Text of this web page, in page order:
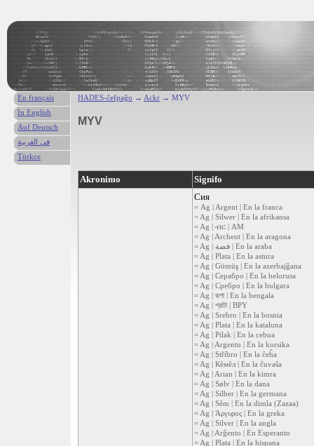
HADES-ĉefpaĝo → Ackr → MYV
MYV
Akronimo Signifo
Сия
= Ag | Argent | En la franca
= Ag | Silwer | En la afrikansa
= Ag | ብር | AM
= Ag | Archent | En la aragona
= Ag | فضة | En la araba
= Ag | Plata | En la astura
= Ag | Gümüş | En la azerbajĝana
= Ag | Серабро | En la belorusa
= Ag | Сребро | En la bulgara
= Ag | রূপা | En la bengala
= Ag | প্রাটা | BPY
= Ag | Srebro | En la bosnia
= Ag | Plata | En la kataluna
= Ag | Pilak | En la cebua
= Ag | Argentu | En la korsika
= Ag | Stříbro | En la ĉeĥa
= Ag | Кĕмĕл | En la ĉuvaŝa
= Ag | Arian | En la kimra
= Ag | Sølv | En la dana
= Ag | Silber | En la germana
= Ag | Sêm | En la dimla (Zazaa)
= Ag | Άργυρος | En la greka
= Ag | Silver | En la angla
= Ag | Arĝento | En Esperanto
= Ag | Plata | En la hispana
En français
In English
Auf Deutsch
في العربية
Türkce